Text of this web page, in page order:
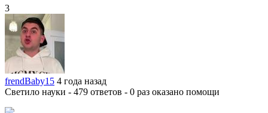
3
frendBaby15 4 года назад
Светило науки - 479 ответов - 0 раз оказано помощи